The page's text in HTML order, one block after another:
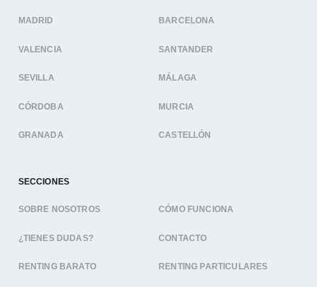
MADRID BARCELONA
VALENCIA SANTANDER
SEVILLA MÁLAGA
CÓRDOBA MURCIA
GRANADA CASTELLÓN
SECCIONES
SOBRE NOSOTROS CÓMO FUNCIONA
¿TIENES DUDAS? CONTACTO
RENTING BARATO RENTING PARTICULARES